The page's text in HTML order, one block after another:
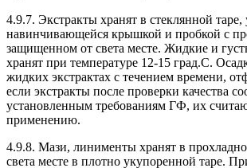
4.9.7. Экстракты хранят в стеклянной
навинчивающейся крышкой и пробкой с
защищенном от света месте. Жидкие и
хранят при температуре 12-15 град.С.
жидких экстрактах с течением времени,
если экстракты после проверки качества
установленным требованиям ГФ, их
применению.
4.9.8. Мази, линименты хранят в
света месте в плотно укупоренной таре.